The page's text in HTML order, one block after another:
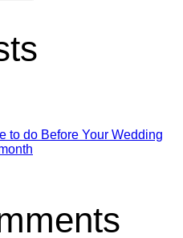
to do Before Your Wedding